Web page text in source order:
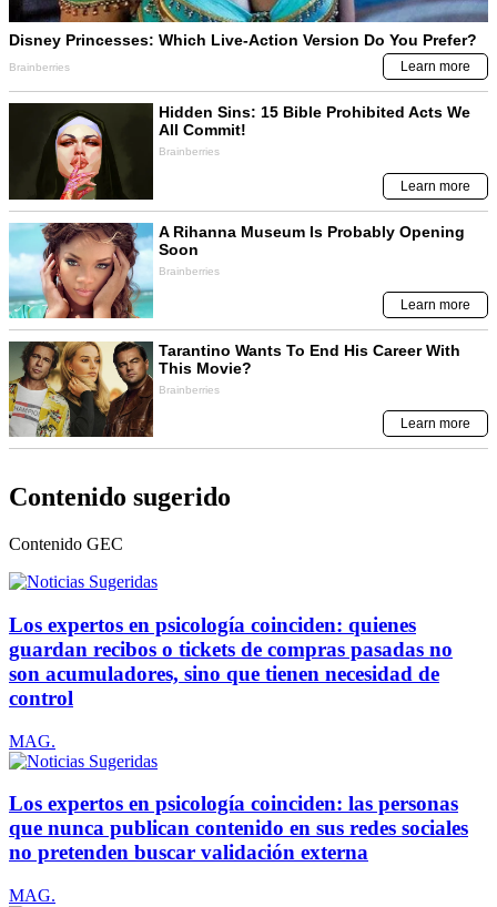
Contenido sugerido
Contenido GEC
Los expertos en psicología coinciden: quienes
guardan recibos o tickets de compras pasadas no
son acumuladores, sino que tienen necesidad de
control
MAG.
Los expertos en psicología coinciden: las personas
que nunca publican contenido en sus redes sociales
no pretenden buscar validación externa
MAG.